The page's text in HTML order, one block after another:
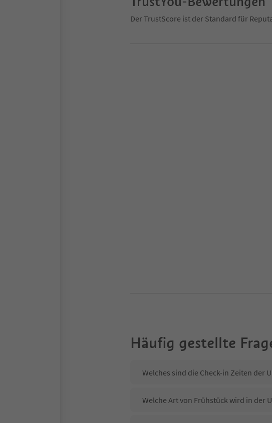
Der TrustScore ist der Standard für
Häufig gestellte
Welches sind die Check-in Zeiten der
Welche Art von Frühstück wird in der